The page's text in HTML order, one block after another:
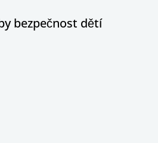
bezpečnost dětí